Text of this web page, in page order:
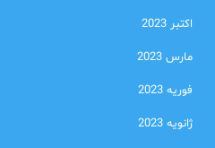
اکتبر 2023
مارس 2023
فوریه 2023
ژانویه 2023